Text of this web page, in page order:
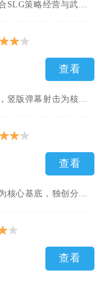
查看
雷霆飞机大战以星际外星入侵为故事背景，竖版弹幕射击为核心基础...
查看
拿破轮故事板以十九世纪欧洲拿破仑战争为核心基底，独创分镜故事...
查看